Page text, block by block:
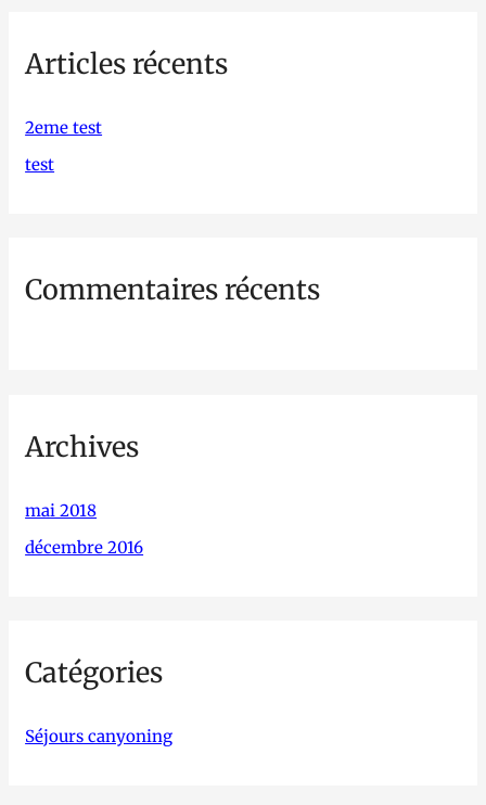
e
c
h
:
Articles récents
2eme test
test
Commentaires récents
Archives
mai 2018
décembre 2016
Catégories
Séjours canyoning